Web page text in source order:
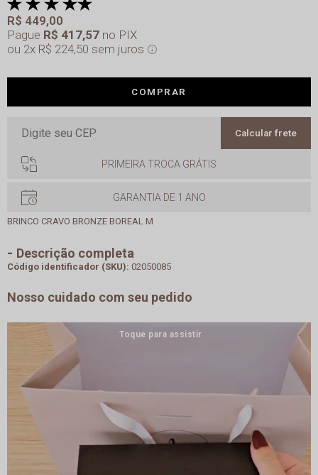
Pague R$ 417,57no PIX
R$ 449,00
2x R$ 224,50 sem juros
COMPRAR
Calcular frete
PRIMEIRA TROCA GRÁTIS
GARANTIA DE 1 ANO
BRINCO CRAVO BRONZE BOREAL M
Descrição completa
Código identificador (SKU): 02050085
Nosso cuidado com seu pedido